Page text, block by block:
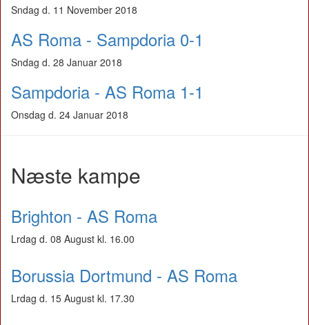
Sndag d. 11 November 2018
AS Roma - Sampdoria 0-1
Sndag d. 28 Januar 2018
Sampdoria - AS Roma 1-1
Onsdag d. 24 Januar 2018
Næste kampe
Brighton - AS Roma
Lrdag d. 08 August kl. 16.00
Borussia Dortmund - AS Roma
Lrdag d. 15 August kl. 17.30